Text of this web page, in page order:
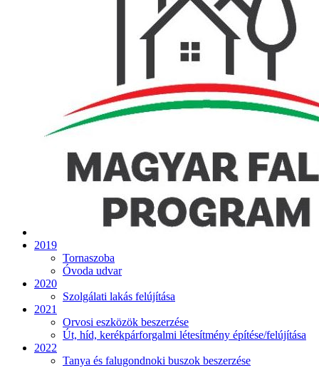
2019
Tornaszoba
Óvoda udvar
2020
Szolgálati lakás felújítása
2021
Orvosi eszközök beszerzése
Út, híd, kerékpárforgalmi létesítmény építése/felújítása
2022
Tanya és falugondnoki buszok beszerzése